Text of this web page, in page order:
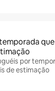
por
de estimação